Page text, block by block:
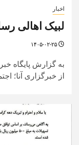
اخبار
لبیک اهالی
به گزارش پایگاه
از خبرگزاری آنا؛